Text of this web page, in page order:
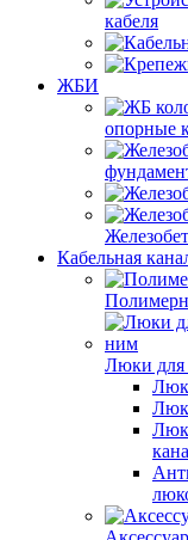
кабеля
ЖБИ
опорные
Кабельная
Люки для